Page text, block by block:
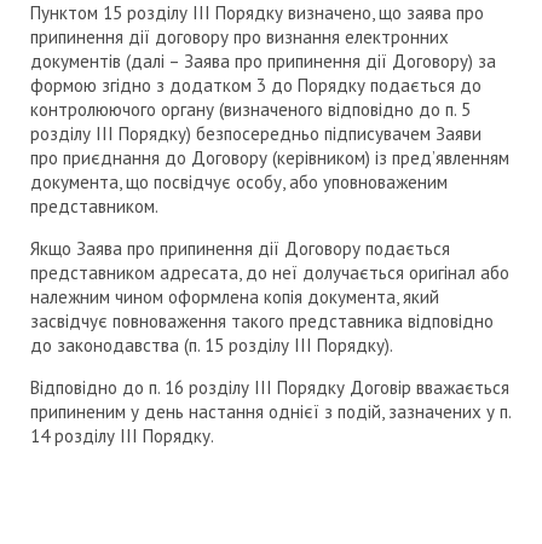
Пунктом 15 розділу ІІІ Порядку визначено, що заява про
припинення дії договору про визнання електронних
документів (далі – Заява про припинення дії Договору) за
формою згідно з додатком 3 до Порядку подається до
контролюючого органу (визначеного відповідно до п. 5
розділу ІІІ Порядку) безпосередньо підписувачем Заяви
про приєднання до Договору (керівником) із пред’явленням
документа, що посвідчує особу, або уповноваженим
представником.
Якщо Заява про припинення дії Договору подається
представником адресата, до неї долучається оригінал або
належним чином оформлена копія документа, який
засвідчує повноваження такого представника відповідно
до законодавства (п. 15 розділу ІІІ Порядку).
Відповідно до п. 16 розділу ІІІ Порядку Договір вважається
припиненим у день настання однієї з подій, зазначених у п.
14 розділу ІІІ Порядку.